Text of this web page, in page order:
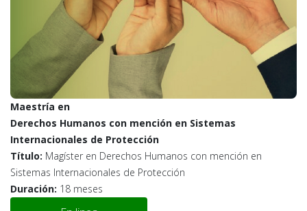
Maestría en
Derechos Humanos con mención en Sistemas
Internacionales de Protección
Título: Magíster en Derechos Humanos con mención en
Sistemas Internacionales de Protección
Duración: 18 meses